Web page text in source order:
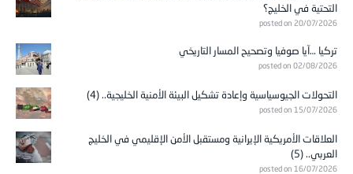
التحتية في الخليج؟
posted on 20/07/2026
تركيا …آيا صوفيا وتصحيح المسار التاريخي
posted on 02/08/2026
التحولات الجيوسياسية وإعادة تشكيل البيئة الأمنية الخليجية.. (4)
posted on 15/07/2026
العلاقات الأمريكية الإيرانية ومستقبل الأمن الإقليمي في الخليج
العربي.. (5)
posted on 16/07/2026